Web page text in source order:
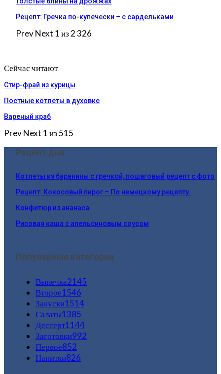
Рецепт: Гречка по-купечески – с сардельками
PrevNext 1 из 2 326
Сейчас читают
Стир-фрай из курицы
Постные котлеты в духовке
Вареный краб
PrevNext 1 из 515
Рецепт дня:
Котлеты из баранины с гречкой, пошаговый рецепт с фото
Рецепт: Кокосовый пирог – По немецкому рецепту.
Конфитюр из ананаса
Рисовая каша с апельсиновым соусом
Популярные категории
Выпечка2145
Второе1546
Закуски1514
Салаты1385
Дессерт1144
Заготовки992
Первое852
Напитки826